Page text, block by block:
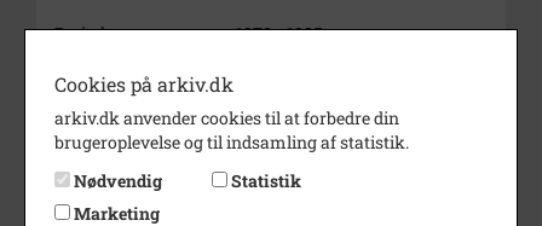
Periode
1970 - 1985
Dateringsnote
Fotograf
Ukendt
Størrelse
18 x 24 cm x 3
Materiale
Cookies på arkiv.dk
arkiv.dk anvender cookies til at forbedre din
brugeroplevelse og til indsamling af statistik.
Nødvendig
Statistik
Marketing